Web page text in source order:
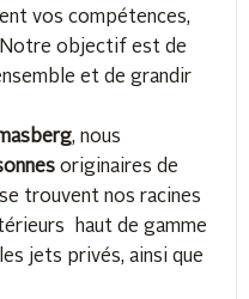
vos compétences,
Notre objectif est de
et de grandir
, nous
originaires de
trouvent nos racines
haut de gamme
jets privés, ainsi que